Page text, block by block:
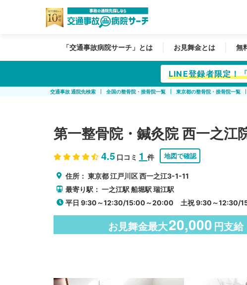
「交通事故病院サーチ」とは お見舞金とは 無
LINE登録者限定！
交通事故 通院先検索 全国の整骨院・接骨院一覧 東京都の整骨院・接骨院一覧
第一整骨院・鍼灸院 西一之江
4.5 口コミ 1 件 地図で確認
住所： 東京都江戸川区西一之江3-1-11
最寄り駅： 一之江駅 船堀駅 瑞江駅
平日 9:30～12:30/15:00～20:00 土祝 9:30～12:30/
お見舞金最大20,000 円支給